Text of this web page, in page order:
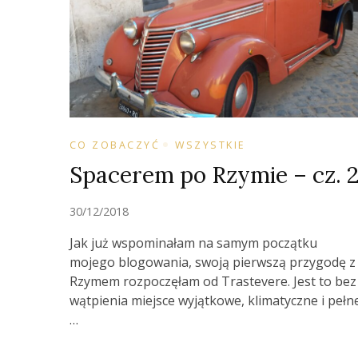
CO ZOBACZYĆ WSZYSTKIE
Spacerem po Rzymie – cz.
30/12/2018
Jak już wspominałam na samym początku
mojego blogowania, swoją pierwszą przygodę z
Rzymem rozpoczęłam od Trastevere. Jest to bez
wątpienia miejsce wyjątkowe, klimatyczne i
…